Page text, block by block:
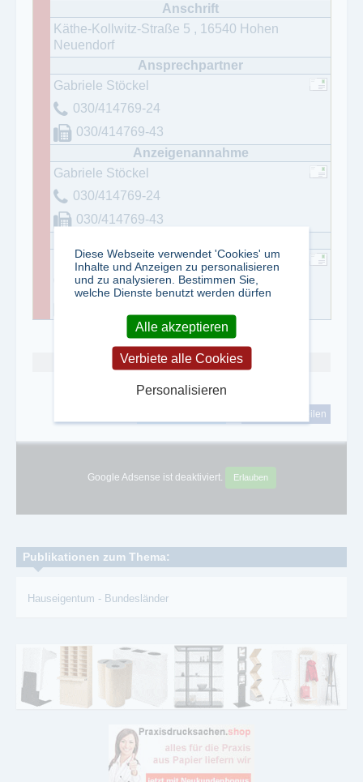
Käthe-Kollwitz-Straße 5 , 16540 Hohen
Neuendorf
Gabriele Stöckel
030/414769-24
030/414769-43
Gabriele Stöckel
030/414769-24
030/414769-43
Dr. Pascal Blümmel
030/414769-14
Abo kündigen
teilen
Google Adsense ist deaktiviert. Erlauben
Publikationen zum Thema:
Hauseigentum - Bundesländer
Diese Webseite verwendet 'Cookies' um
Inhalte und Anzeigen zu personalisieren
und zu analysieren. Bestimmen Sie,
welche Dienste benutzt werden dürfen
Alle akzeptieren
Verbiete alle Cookies
Personalisieren